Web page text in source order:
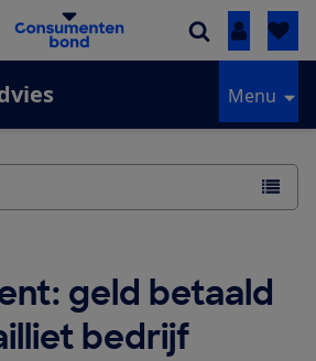
Inloggen
Menu
geld betaald
bedrijf